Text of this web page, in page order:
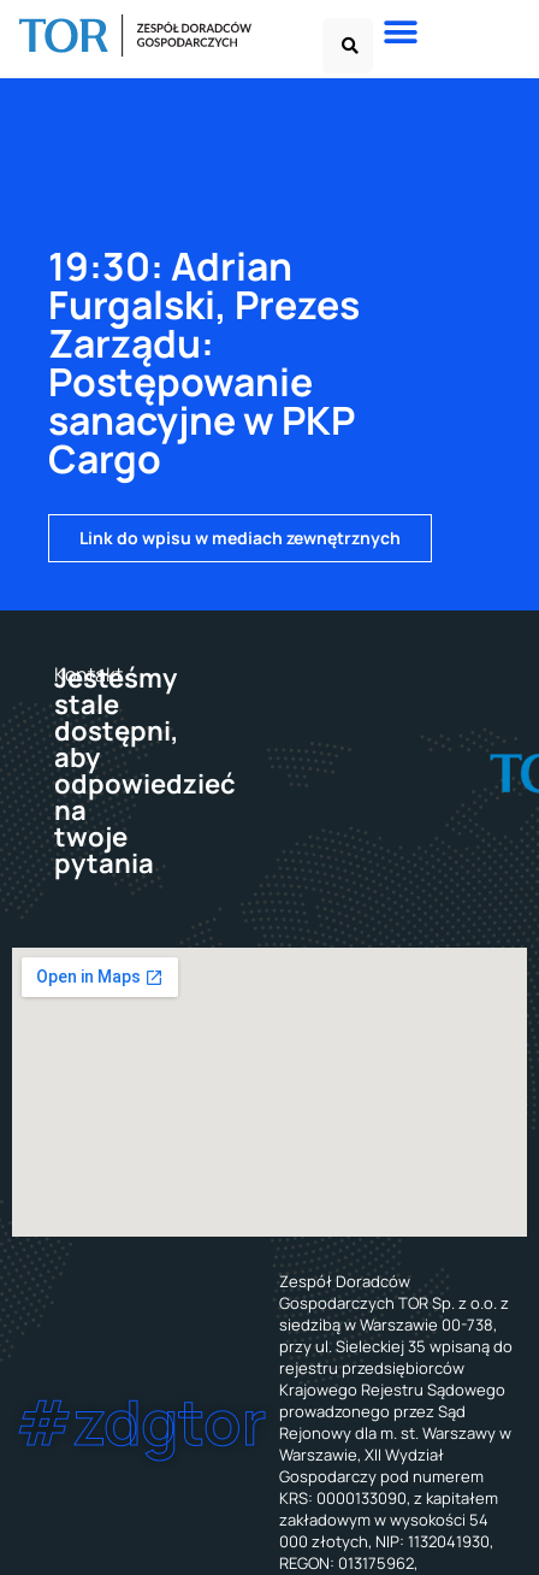
19:30: Adrian
Furgalski, Prezes
Zarządu:
Postępowanie
sanacyjne w PKP
Cargo
Link do wpisu w mediach zewnętrznych
Kontakt
Jesteśmy
stale
dostępni,
aby
odpowiedzieć
na
twoje
pytania
#zdgtor
Zespół Doradców
Gospodarczych TOR Sp. z o.o. z
siedzibą w Warszawie 00-738,
przy ul. Sieleckiej 35 wpisaną do
rejestru przedsiębiorców
Krajowego Rejestru Sądowego
prowadzonego przez Sąd
Rejonowy dla m. st. Warszawy w
Warszawie, XII Wydział
Gospodarczy pod numerem
KRS: 0000133090, z kapitałem
zakładowym w wysokości 54
000 złotych, NIP: 1132041930,
REGON: 013175962,